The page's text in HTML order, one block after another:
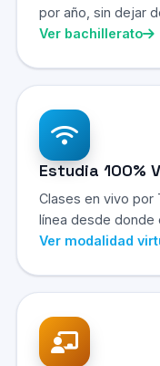
por año, sin dejar
Ver bachillerato
Estudia 100%
Clases en vivo por
línea desde donde
Ver modalidad